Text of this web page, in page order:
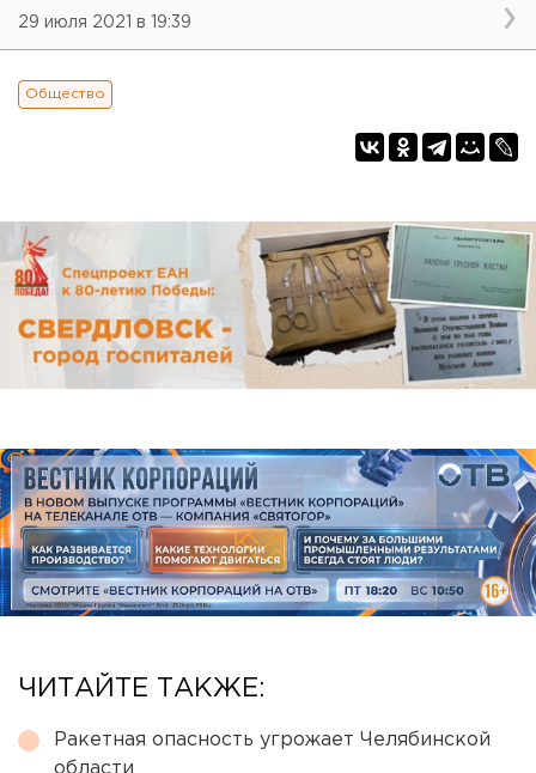
29 июля 2021 в 19:39
Общество
ЧИТАЙТЕ ТАКЖЕ:
Ракетная опасность угрожает Челябинской
области